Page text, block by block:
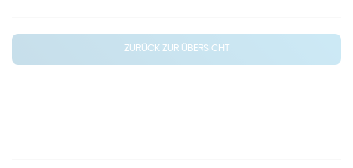
ZURÜCK ZUR ÜBERSICHT